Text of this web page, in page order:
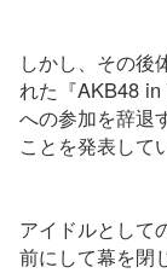
しかし、その後
れた『AKB48
への参加を辞退
ことを発表して
アイドルとして
前にして幕を閉